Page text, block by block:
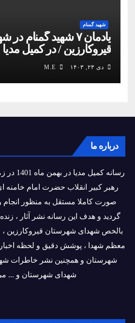
شهید گمنام
یادمان ۷ شهید گمنام
قیروکارزین / در کمیل مدیا
دی ۲۳, ۱۴۰۳
درباره ما
رسانه
رهبر کبیر انقلاب حضرت امام خامنه
صورت کاملا مستقل به منظور انجام
گردید و هدف این رسانه نشر آثار ،
بالخص شهدای شهرستان قیروکارزین ،
معظم شهدا ، پوشش دقیق و لحظه
شهرستان و همچنین نشر خاطرات
شهدای شهرستان و ...